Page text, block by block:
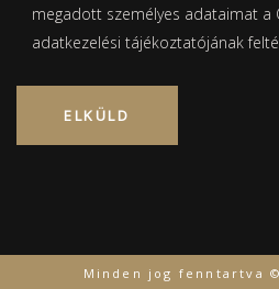
megadott személyes adataimat a
adatkezelési tájékoztatójának
Minden jog fenntartva